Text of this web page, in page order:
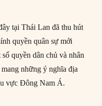
tại Thái Lan đã thu hút
quyền quân sự mới
quyền dân chủ và nhân
những ý nghĩa địa
vực Đông Nam Á.